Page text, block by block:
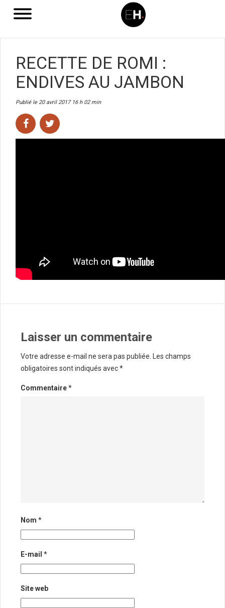
RECETTE DE ROMI :
ENDIVES AU JAMBON
Publié le 20 avril 2017 16 h 02 min
Laisser un commentaire
Votre adresse e-mail ne sera pas publiée.
Les champs
obligatoires sont indiqués avec*
Commentaire*
Nom *
E-mail *
Site web